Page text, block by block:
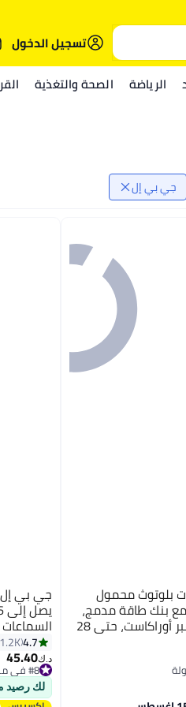
تسجيل الدخول
الرياضة الصحة والتغذية
جي بي إل
صوت بلوتوث محمول
بنك طاقة مدمج،
اتصال متعدد مكبرات الصوت عبر أوراكاست، حتى 28
وصوت قوي والغبار
4.7
1.2K
د.ك‏45.40
#8 في مكبرات صوت بلوتوث محمولة
باقي 2 وحدات في المخزون
#8 في مكبرات صوت بلوتوث محمولة
لك رصيد